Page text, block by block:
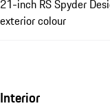
21-inch RS Spyder
exterior colour
Interior